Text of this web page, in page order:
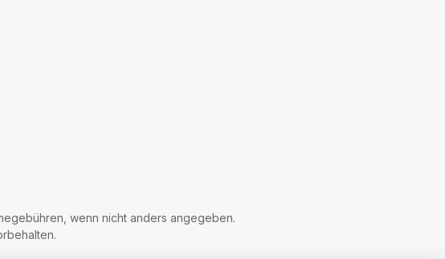
wenn nicht anders angegeben.